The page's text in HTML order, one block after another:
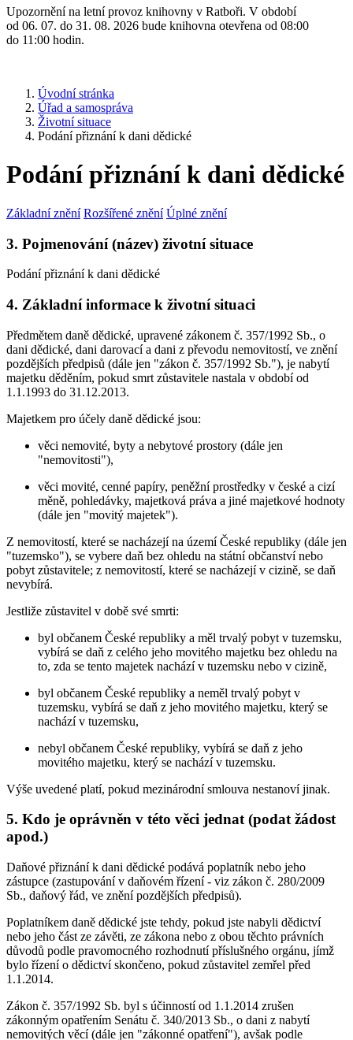
Upozornění na letní provoz knihovny v Ratboři. V období
od 06. 07. do 31. 08. 2026 bude knihovna otevřena od 08:00
do 11:00 hodin.
Úvodní stránka
Úřad a samospráva
Životní situace
Podání přiznání k dani dědické
Podání přiznání k dani dědické
Základní znění Rozšířené znění Úplné znění
3. Pojmenování (název) životní situace
Podání přiznání k dani dědické
4. Základní informace k životní situaci
Předmětem daně dědické, upravené zákonem č. 357/1992 Sb., o
dani dědické, dani darovací a dani z převodu nemovitostí, ve znění
pozdějších předpisů (dále jen "zákon č. 357/1992 Sb."), je nabytí
majetku děděním, pokud smrt zůstavitele nastala v období od
1.1.1993 do 31.12.2013.
Majetkem pro účely daně dědické jsou:
věci nemovité, byty a nebytové prostory (dále jen
"nemovitosti"),
věci movité, cenné papíry, peněžní prostředky v české a cizí
měně, pohledávky, majetková práva a jiné majetkové hodnoty
(dále jen "movitý majetek").
Z nemovitostí, které se nacházejí na území České republiky (dále jen
"tuzemsko"), se vybere daň bez ohledu na státní občanství nebo
pobyt zůstavitele; z nemovitostí, které se nacházejí v cizině, se daň
nevybírá.
Jestliže zůstavitel v době své smrti:
byl občanem České republiky a měl trvalý pobyt v tuzemsku,
vybírá se daň z celého jeho movitého majetku bez ohledu na
to, zda se tento majetek nachází v tuzemsku nebo v cizině,
byl občanem České republiky a neměl trvalý pobyt v
tuzemsku, vybírá se daň z jeho movitého majetku, který se
nachází v tuzemsku,
nebyl občanem České republiky, vybírá se daň z jeho
movitého majetku, který se nachází v tuzemsku.
Výše uvedené platí, pokud mezinárodní smlouva nestanoví jinak.
5. Kdo je oprávněn v této věci jednat (podat žádost
apod.)
Daňové přiznání k dani dědické podává poplatník nebo jeho
zástupce (zastupování v daňovém řízení - viz zákon č. 280/2009
Sb., daňový řád, ve znění pozdějších předpisů).
Poplatníkem daně dědické jste tehdy, pokud jste nabyli dědictví
nebo jeho část ze závěti, ze zákona nebo z obou těchto právních
důvodů podle pravomocného rozhodnutí příslušného orgánu, jímž
bylo řízení o dědictví skončeno, pokud zůstavitel zemřel před
1.1.2014.
Zákon č. 357/1992 Sb. byl s účinností od 1.1.2014 zrušen
zákonným opatřením Senátu č. 340/2013 Sb., o dani z nabytí
nemovitých věcí (dále jen "zákonné opatření"), avšak podle